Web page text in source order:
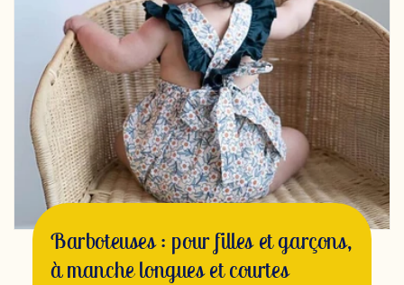
Barboteuses : pour filles et garçons,
à manche longues et courtes